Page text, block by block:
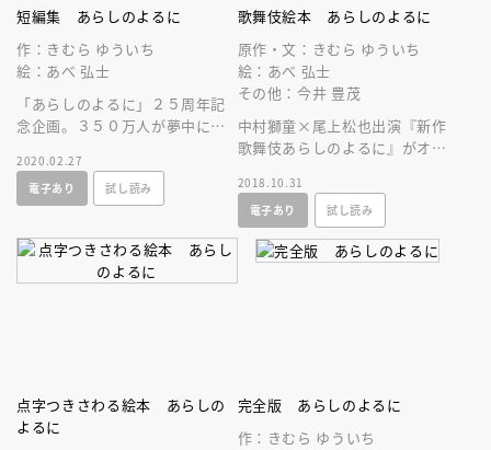
短編集 あらしのよるに
作：きむら ゆういち
絵：あべ 弘士
「あらしのよるに」２５周年記
念企画。３５０万人が夢中にな
ズの特別編＆サイドストーリー
５冊を収録。
2020.02.27
電子あり
試し読み
歌舞伎絵本 あらしのよるに
原作・文：きむら ゆういち
絵：あべ 弘士
その他：今井 豊茂
中村獅童×尾上松也出演『新作
歌舞伎あらしのよるに』がオリ
の友情物語×お家騒動で更にド
ラマチックに
2018.10.31
電子あり
試し読み
点字つきさわる絵本 あらしの
よるに
完全版 あらしのよるに
作：きむら ゆういち